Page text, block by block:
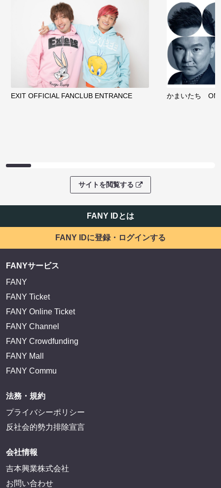
EXIT OFFICIAL FANCLUB ENTRANCE かまいたち
サイトを閲覧する
FANY IDとは
FANY IDに登録・ログインする
FANYサービス
FANY
FANY Ticket
FANY Online Ticket
FANY Channel
FANY Crowdfunding
FANY Mall
FANY Commu
法務・規約
プライバシーポリシー
反社会的勢力排除宣言
会社情報
吉本興業株式会社
お問い合わせ